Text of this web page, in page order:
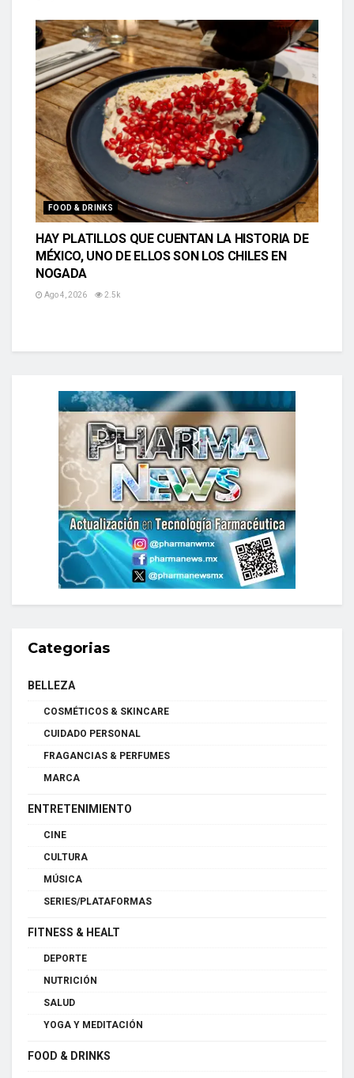
FOOD & DRINKS
HAY PLATILLOS QUE CUENTAN LA HISTORIA DE
MÉXICO, UNO DE ELLOS SON LOS CHILES EN
NOGADA
Ago 4, 2026 2.5k
Categorias
BELLEZA
COSMÉTICOS & SKINCARE
CUIDADO PERSONAL
FRAGANCIAS & PERFUMES
MARCA
ENTRETENIMIENTO
CINE
CULTURA
MÚSICA
SERIES/PLATAFORMAS
FITNESS & HEALT
DEPORTE
NUTRICIÓN
SALUD
YOGA Y MEDITACIÓN
FOOD & DRINKS